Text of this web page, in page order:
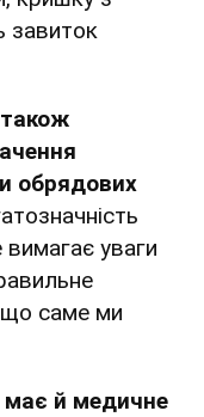
завиток
також
обрядових
уваги
що саме ми
має й медичне